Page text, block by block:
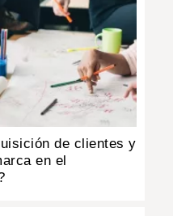
de clientes y
en el